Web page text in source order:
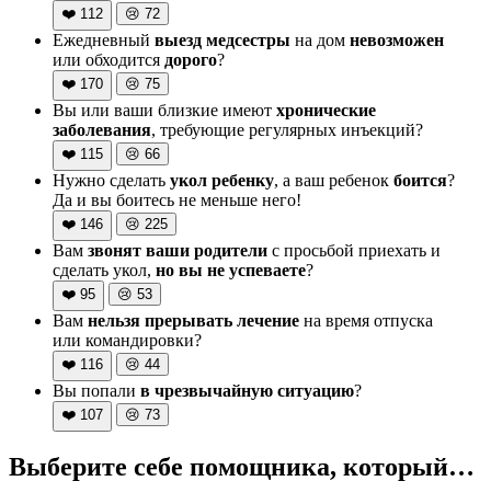
❤️ 112 😢 72
Ежедневный выезд медсестры на дом невозможен
или обходится дорого?
❤️ 170 😢 75
Вы или ваши близкие имеют хронические
заболевания, требующие регулярных инъекций?
❤️ 115 😢 66
Нужно сделать укол ребенку, а ваш ребенок боится?
Да и вы боитесь не меньше него!
❤️ 146 😢 225
Вам звонят ваши родители с просьбой приехать и
сделать укол, но вы не успеваете?
❤️ 95 😢 53
Вам нельзя прерывать лечение на время отпуска
или командировки?
❤️ 116 😢 44
Вы попали в чрезвычайную ситуацию?
❤️ 107 😢 73
Выберите себе помощника, который…